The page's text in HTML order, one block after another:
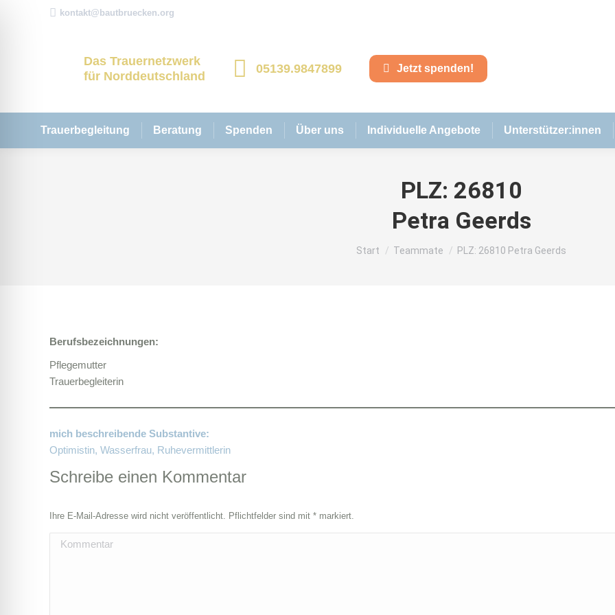
kontakt@bautbruecken.org
Das Trauernetzwerk
für Norddeutschland
05139.9847899 Jetzt spenden!
Trauerbegleitung Beratung Spenden Über uns Individuelle Angebote Unterstützer:innen
PLZ: 26810
Petra Geerds
Start Teammate PLZ: 26810 Petra Geerds
Berufsbezeichnungen:
Pflegemutter
Trauerbegleiterin
mich beschreibende Substantive:
Optimistin, Wasserfrau, Ruhevermittlerin
Schreibe einen Kommentar
Ihre E-Mail-Adresse wird nicht veröffentlicht. Pflichtfelder sind mit * markiert.
Kommentar